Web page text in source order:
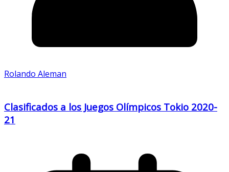
Rolando Aleman
Clasificados a los Juegos Olímpicos Tokio 2020-
21